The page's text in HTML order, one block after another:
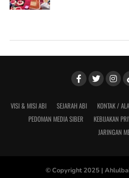
VISI & MISI ABI SEJARAH ABI KONTAK /
PEDOMAN MEDIA SIBER
KEBIJAKAN
JARINGAN
© Copyright 2025 |